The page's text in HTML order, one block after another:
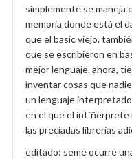
simplemente se maneja
memoria donde está el
que el basic viejo.
que se escribieron en
mejor lenguaje. ahora,
inventar cosas que
un lenguaje
en el que el
las preciadas librerías
editado: seme ocurre